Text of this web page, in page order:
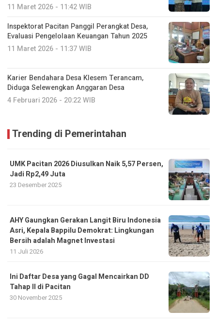
11 Maret 2026 - 11:42 WIB
Inspektorat Pacitan Panggil Perangkat Desa,
Evaluasi Pengelolaan Keuangan Tahun 2025
11 Maret 2026 - 11:37 WIB
Karier Bendahara Desa Klesem Terancam,
Diduga Selewengkan Anggaran Desa
4 Februari 2026 - 20:22 WIB
Trending di Pemerintahan
UMK Pacitan 2026 Diusulkan Naik 5,57 Persen,
Jadi Rp2,49 Juta
23 Desember 2025
AHY Gaungkan Gerakan Langit Biru Indonesia
Asri, Kepala Bappilu Demokrat: Lingkungan
Bersih adalah Magnet Investasi
11 Juli 2026
Ini Daftar Desa yang Gagal Mencairkan DD
Tahap II di Pacitan
30 November 2025